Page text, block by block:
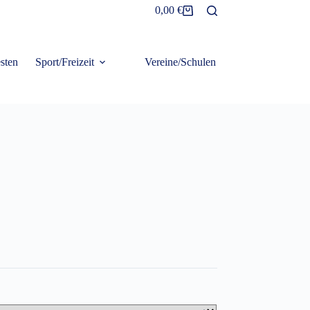
Warenkorb
0,00 €
Sport/Freizeit Vereine/Schulen